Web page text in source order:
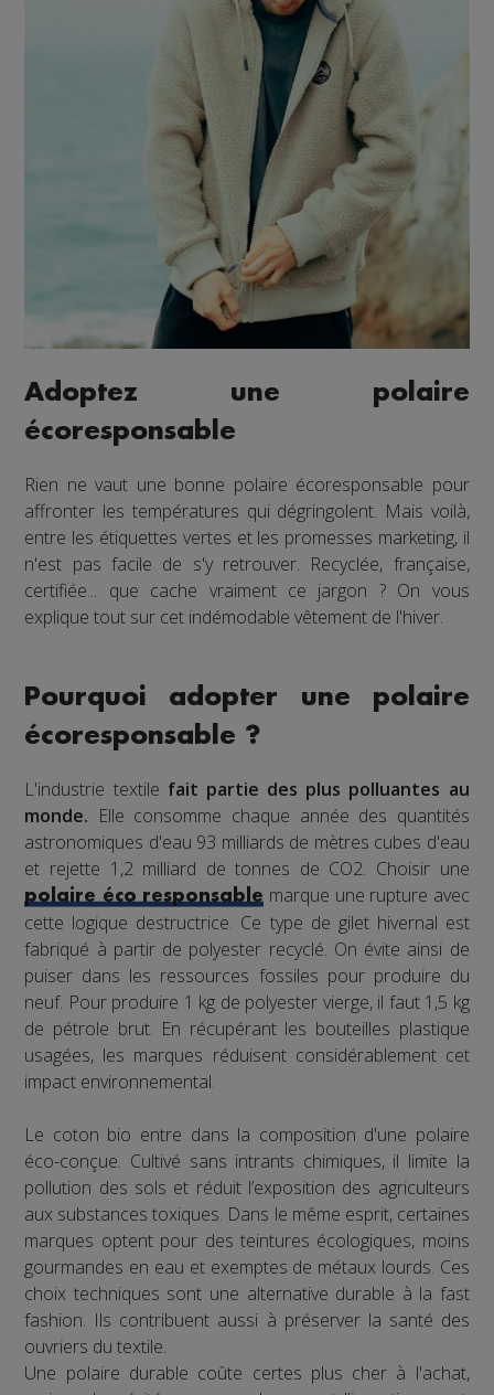
Adoptez une polaire
écoresponsable
Rien ne vaut une bonne polaire écoresponsable pour
affronter les températures qui dégringolent. Mais voilà,
entre les étiquettes vertes et les promesses marketing, il
n'est pas facile de s'y retrouver. Recyclée, française,
certifiée... que cache vraiment ce jargon ? On vous
explique tout sur cet indémodable vêtement de l'hiver.
Pourquoi adopter une polaire
écoresponsable ?
L'industrie textile fait partie des plus polluantes au
monde. Elle consomme chaque année des quantités
astronomiques d'eau 93 milliards de mètres cubes d'eau
et rejette 1,2 milliard de tonnes de CO2. Choisir une
polaire éco responsable marque une rupture avec
cette logique destructrice. Ce type de gilet hivernal est
fabriqué à partir de polyester recyclé. On évite ainsi de
puiser dans les ressources fossiles pour produire du
neuf. Pour produire 1 kg de polyester vierge, il faut 1,5 kg
de pétrole brut. En récupérant les bouteilles plastique
usagées, les marques réduisent considérablement cet
impact environnemental.
Le coton bio entre dans la composition d'une polaire
éco-conçue. Cultivé sans intrants chimiques, il limite la
pollution des sols et réduit l’exposition des agriculteurs
aux substances toxiques. Dans le même esprit, certaines
marques optent pour des teintures écologiques, moins
gourmandes en eau et exemptes de métaux lourds. Ces
choix techniques sont une alternative durable à la fast
fashion. Ils contribuent aussi à préserver la santé des
ouvriers du textile.
Une polaire durable coûte certes plus cher à l'achat,